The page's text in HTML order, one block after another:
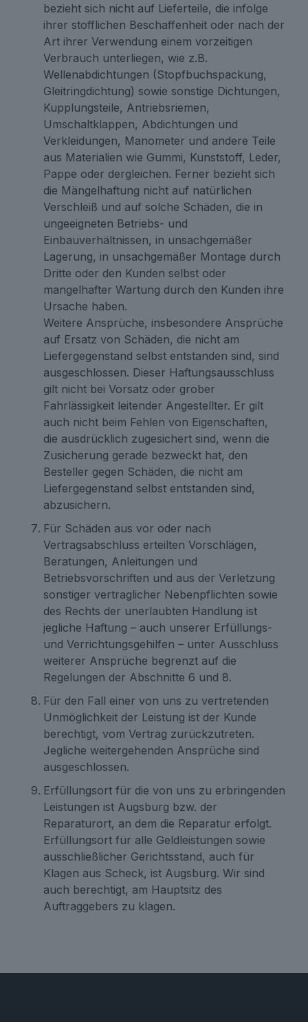
bezieht sich nicht auf Lieferteile, die infolge
ihrer stofflichen Beschaffenheit oder nach der
Art ihrer Verwendung einem vorzeitigen
Verbrauch unterliegen, wie z.B.
Wellenabdichtungen (Stopfbuchspackung,
Gleitringdichtung) sowie sonstige Dichtungen,
Kupplungsteile, Antriebsriemen,
Umschaltklappen, Abdichtungen und
Verkleidungen, Manometer und andere Teile
aus Materialien wie Gummi, Kunststoff, Leder,
Pappe oder dergleichen. Ferner bezieht sich
die Mängelhaftung nicht auf natürlichen
Verschleiß und auf solche Schäden, die in
ungeeigneten Betriebs- und
Einbauverhältnissen, in unsachgemäßer
Lagerung, in unsachgemäßer Montage durch
Dritte oder den Kunden selbst oder
mangelhafter Wartung durch den Kunden ihre
Ursache haben.
Weitere Ansprüche, insbesondere Ansprüche
auf Ersatz von Schäden, die nicht am
Liefergegenstand selbst entstanden sind, sind
ausgeschlossen. Dieser Haftungsausschluss
gilt nicht bei Vorsatz oder grober
Fahrlässigkeit leitender Angestellter. Er gilt
auch nicht beim Fehlen von Eigenschaften,
die ausdrücklich zugesichert sind, wenn die
Zusicherung gerade bezweckt hat, den
Besteller gegen Schäden, die nicht am
Liefergegenstand selbst entstanden sind,
abzusichern.
Für Schäden aus vor oder nach
Vertragsabschluss erteilten Vorschlägen,
Beratungen, Anleitungen und
Betriebsvorschriften und aus der Verletzung
sonstiger vertraglicher Nebenpflichten sowie
des Rechts der unerlaubten Handlung ist
jegliche Haftung – auch unserer Erfüllungs-
und Verrichtungsgehilfen – unter Ausschluss
weiterer Ansprüche begrenzt auf die
Regelungen der Abschnitte 6 und 8.
Für den Fall einer von uns zu vertretenden
Unmöglichkeit der Leistung ist der Kunde
berechtigt, vom Vertrag zurückzutreten.
Jegliche weitergehenden Ansprüche sind
ausgeschlossen.
Erfüllungsort für die von uns zu erbringenden
Leistungen ist Augsburg bzw. der
Reparaturort, an dem die Reparatur erfolgt.
Erfüllungsort für alle Geldleistungen sowie
ausschließlicher Gerichtsstand, auch für
Klagen aus Scheck, ist Augsburg. Wir sind
auch berechtigt, am Hauptsitz des
Auftraggebers zu klagen.